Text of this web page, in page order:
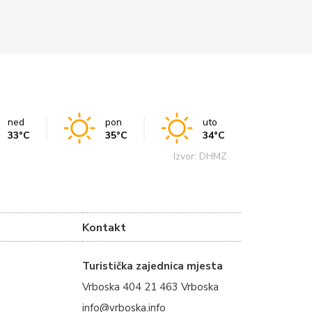
ned
33°C
pon
35°C
uto
34°C
Izvor: DHMZ
Kontakt
Turistička zajednica mjesta
Vrboska 404 21 463 Vrboska
info@vrboska.info